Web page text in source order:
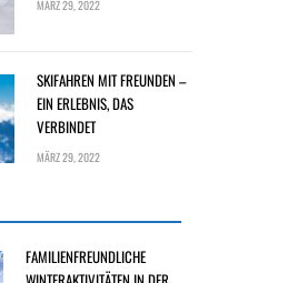
MÄRZ 29, 2022
SKIFAHREN MIT FREUNDEN –
EIN ERLEBNIS, DAS
VERBINDET
MÄRZ 29, 2022
FAMILIENFREUNDLICHE